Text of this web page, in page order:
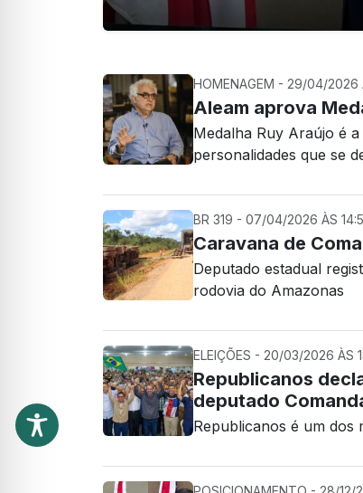
HOMENAGEM - 29/04/2026
Aleam aprova
Medalha Ruy Araújo é
personalidades que se
BR 319 - 07/04/2026 ÀS
Caravana de
Deputado estadual
rodovia do Amazonas
ELEIÇÕES - 20/03/2026 ÀS
Republicanos
deputado
Republicanos é um dos